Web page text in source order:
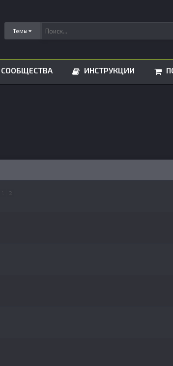
Темы
СООБЩЕСТВА ИНСТРУКЦИИ
2